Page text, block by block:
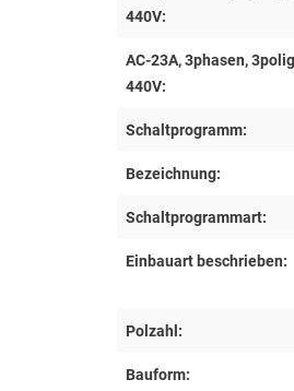
440V:
AC-23A, 3phasen,
440V:
Schaltprogramm:
Bezeichnung:
Schaltprogrammart:
Einbauart beschrieben:
Polzahl:
Bauform: